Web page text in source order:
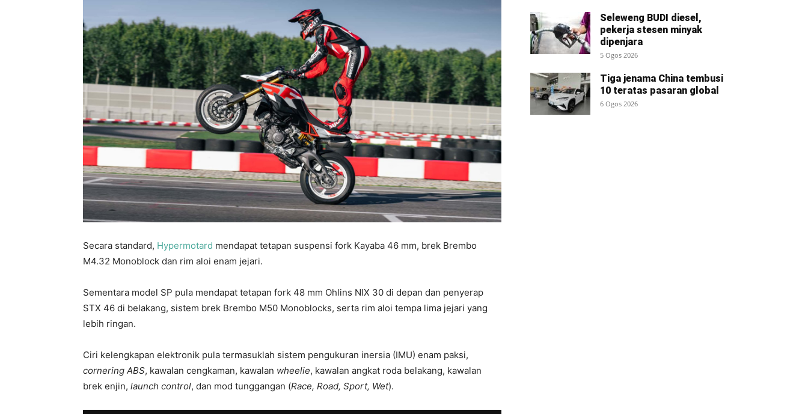
Secara standard, Hypermotard mendapat tetapan suspensi fork Kayaba 46 mm, brek Brembo
M4.32 Monoblock dan rim aloi enam jejari.
Sementara model SP pula mendapat tetapan fork 48 mm Ohlins NIX 30 di depan dan penyerap
STX 46 di belakang, sistem brek Brembo M50 Monoblocks, serta rim aloi tempa lima jejari yang
lebih ringan.
Ciri kelengkapan elektronik pula termasuklah sistem pengukuran inersia (IMU) enam paksi,
cornering ABS, kawalan cengkaman, kawalan wheelie, kawalan angkat roda belakang, kawalan
brek enjin, launch control, dan mod tunggangan (Race, Road, Sport, Wet).
Seleweng BUDI diesel,
pekerja stesen minyak
dipenjara
5 Ogos 2026
Tiga jenama China tembusi
10 teratas pasaran global
6 Ogos 2026